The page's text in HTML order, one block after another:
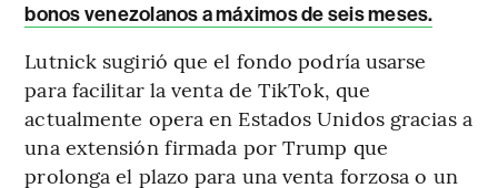
bonos venezolanos a máximos de seis meses.
Lutnick sugirió que el fondo podría usarse
para facilitar la venta de TikTok, que
actualmente opera en Estados Unidos gracias a
una extensión firmada por Trump que
prolonga el plazo para una venta forzosa o un